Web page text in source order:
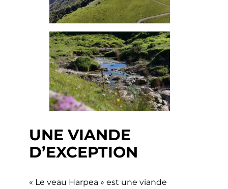
UNE VIANDE
D’EXCEPTION
« Le veau Harpea » est une viande